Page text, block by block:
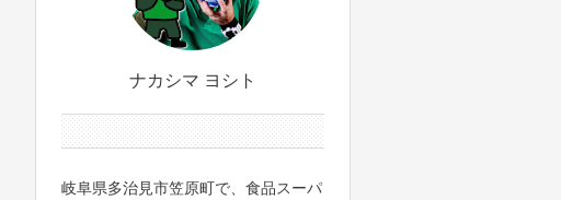
ナカシマ ヨシト
岐阜県多治見市笠原町で、食品スーパ